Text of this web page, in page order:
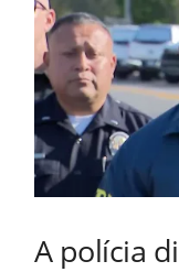
A polícia